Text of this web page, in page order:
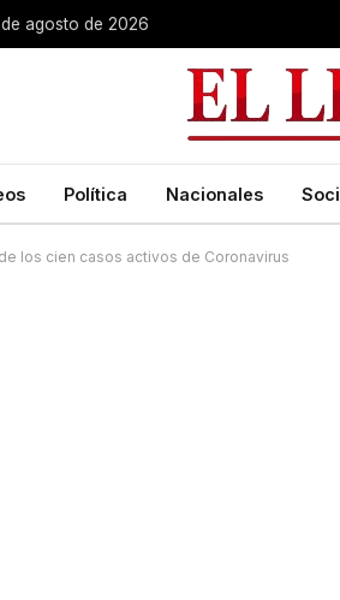
agosto de 2026
Política Nacionales
los cien casos activos de Coronavirus